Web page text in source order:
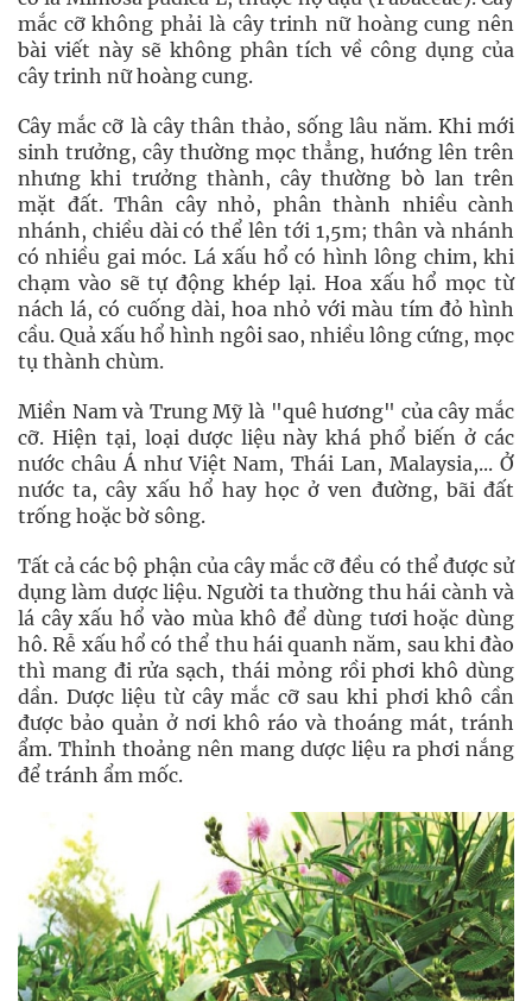
mắc cỡ không phải là cây trinh nữ hoàng cung nên
bài viết này sẽ không phân tích về công dụng của
cây trinh nữ hoàng cung.
Cây mắc cỡ là cây thân thảo, sống lâu năm. Khi mới
sinh trưởng, cây thường mọc thẳng, hướng lên trên
nhưng khi trưởng thành, cây thường bò lan trên
mặt đất. Thân cây nhỏ, phân thành nhiều cành
nhánh, chiều dài có thể lên tới 1,5m; thân và nhánh
có nhiều gai móc. Lá xấu hổ có hình lông chim, khi
chạm vào sẽ tự động khép lại. Hoa xấu hổ mọc từ
nách lá, có cuống dài, hoa nhỏ với màu tím đỏ hình
cầu. Quả xấu hổ hình ngôi sao, nhiều lông cứng, mọc
tụ thành chùm.
Miền Nam và Trung Mỹ là "quê hương" của cây mắc
cỡ. Hiện tại, loại dược liệu này khá phổ biến ở các
nước châu Á như Việt Nam, Thái Lan, Malaysia,... Ở
nước ta, cây xấu hổ hay học ở ven đường, bãi đất
trống hoặc bờ sông.
Tất cả các bộ phận của cây mắc cỡ đều có thể được sử
dụng làm dược liệu. Người ta thường thu hái cành và
lá cây xấu hổ vào mùa khô để dùng tươi hoặc dùng
hô. Rễ xấu hổ có thể thu hái quanh năm, sau khi đào
thì mang đi rửa sạch, thái mỏng rồi phơi khô dùng
dần. Dược liệu từ cây mắc cỡ sau khi phơi khô cần
được bảo quản ở nơi khô ráo và thoáng mát, tránh
ẩm. Thỉnh thoảng nên mang dược liệu ra phơi nắng
để tránh ẩm mốc.